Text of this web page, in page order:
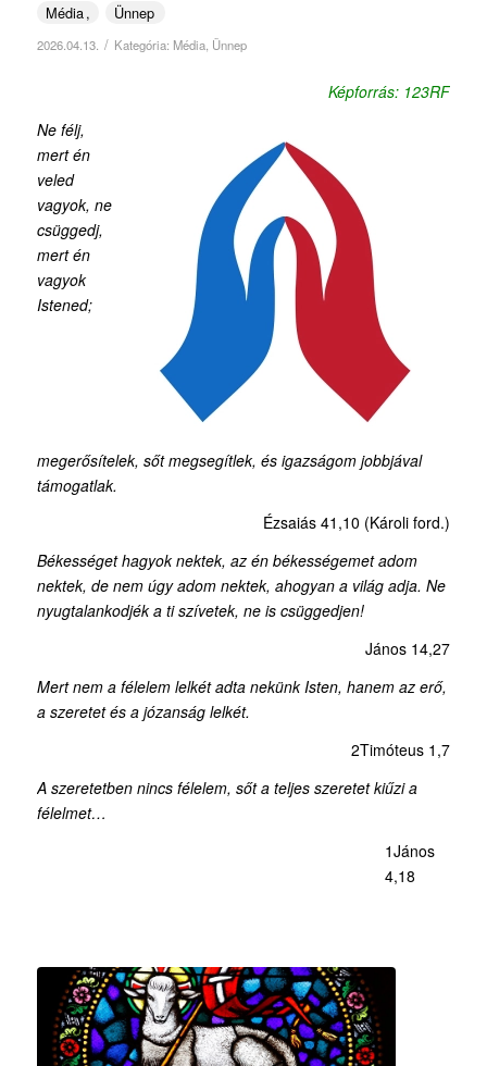
Média Ünnep
2026.04.13. / Kategória: Média, Ünnep
Képforrás: 123RF
Ne félj,
mert én
veled
vagyok, ne
csüggedj,
mert én
vagyok
Istened;
megerősítelek, sőt megsegítlek, és igazságom jobbjával
támogatlak.
Ézsaiás 41,10 (Károli ford.)
Békességet hagyok nektek, az én békességemet adom
nektek, de nem úgy adom nektek, ahogyan a világ adja. Ne
nyugtalankodjék a ti szívetek, ne is csüggedjen!
János 14,27
Mert nem a félelem lelkét adta nekünk Isten, hanem az erő,
a szeretet és a józanság lelkét.
2Timóteus 1,7
A szeretetben nincs félelem, sőt a teljes szeretet kiűzi a
félelmet…
1János
4,18